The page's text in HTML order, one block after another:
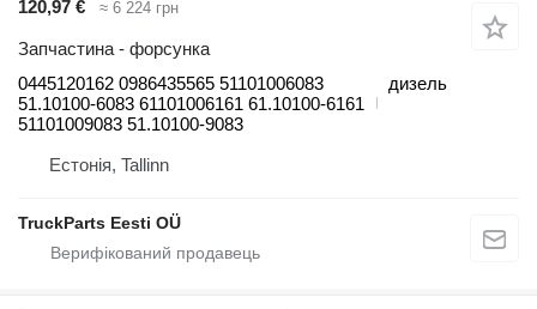
120,97 € ≈ 6 224 грн
Запчастина - форсунка
0445120162 0986435565 51101006083
51.10100-6083 61101006161 61.10100-6161
51101009083 51.10100-9083
дизель
Естонія, Tallinn
TruckParts Eesti OÜ